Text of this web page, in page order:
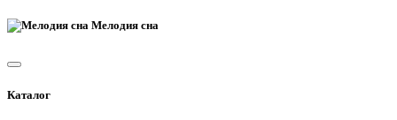
Мелодия сна
Каталог